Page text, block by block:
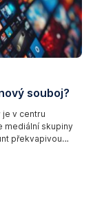
souboj?
v centru
mediální skupiny
překvapivou
Více se
souboj?,